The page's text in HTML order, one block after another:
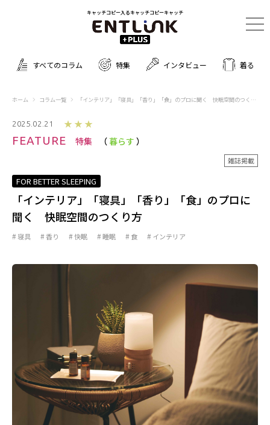
キャッチコピー入るキャッチコピーキャッチ
すべてのコラム 特集 インタビュー 着る
ホーム コラム一覧 「インテリア」「寝具」「香り」「食」のプロに聞く 快眠空間のつくり方
2025.02.21 ★★★
FEATURE 特集 暮らす
雑誌掲載
FOR BETTER SLEEPING
「インテリア」「寝具」「香り」「食」のプロに
聞く 快眠空間のつくり方
寝具 香り 快眠 睡眠 食 インテリア